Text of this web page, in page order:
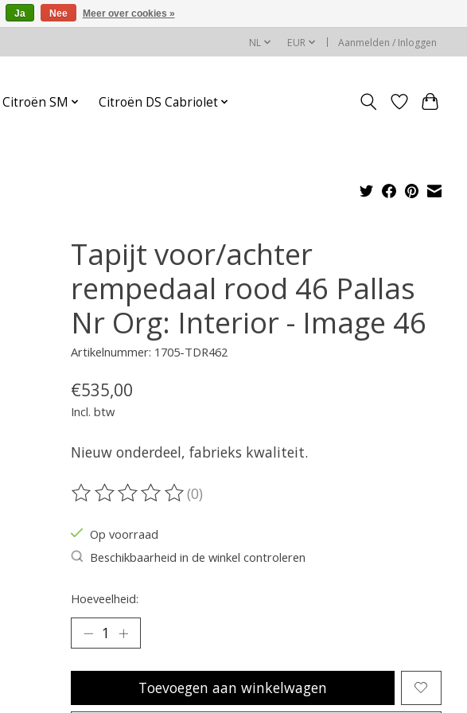
NL EUR Aanmelden / Inloggen
Citroën SM Citroën DS Cabriolet
Tapijt voor/achter
rempedaal rood 46 Pallas
Nr Org: Interior - Image 46
Artikelnummer: 1705-TDR462
€535,00
Incl. btw
Nieuw onderdeel, fabrieks kwaliteit.
De beoordeling van dit product is
(0)
Op voorraad
Beschikbaarheid in de winkel controleren
Hoeveelheid:
Toevoegen aan winkelwagen
Ja Nee Meer over cookies »